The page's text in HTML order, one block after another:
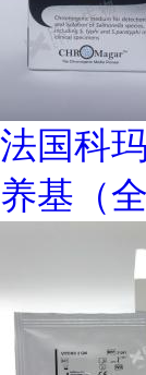
法国科
养基（